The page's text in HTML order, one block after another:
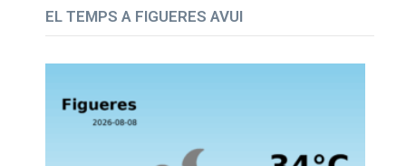
EL TEMPS A FIGUERES AVUI